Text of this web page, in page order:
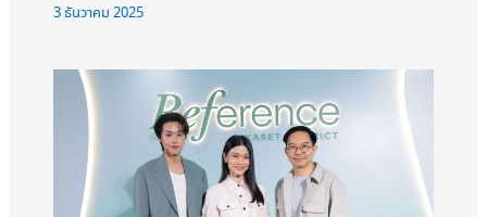
3 ธันวาคม 2025